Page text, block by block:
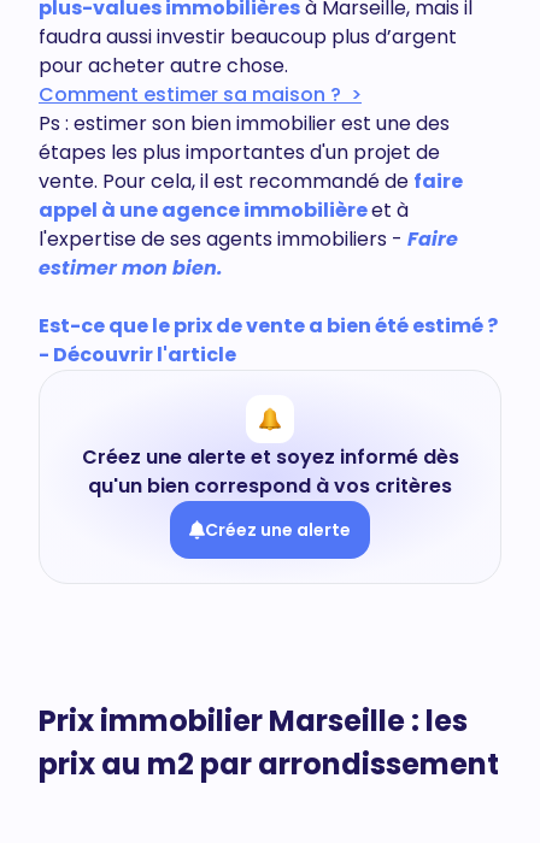
plus-values immobilièresà Marseille, mais il
faudra aussi investir beaucoup plus d’argent
pour acheter autre chose.
Comment estimer sa maison ? >
Ps : estimer son bien immobilier est une des
étapes les plus importantes d'un projet de
vente. Pour cela, il est recommandé de faire
appel à une agence immobilièreet à
l'expertise de ses agents immobiliers - Faire
estimer mon bien.
Est-ce que le prix de vente a bien été estimé ?
- Découvrir l'article
Créez une alerte et soyez informé dès
qu'un bien correspond à vos critères
Créez une alerte
Prix immobilier Marseille : les
prix au m2 par arrondissement